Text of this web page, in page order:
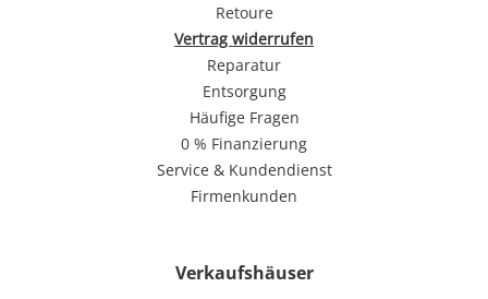
Retoure
Vertrag widerrufen
Reparatur
Entsorgung
Häufige Fragen
0 % Finanzierung
Service & Kundendienst
Firmenkunden
Verkaufshäuser